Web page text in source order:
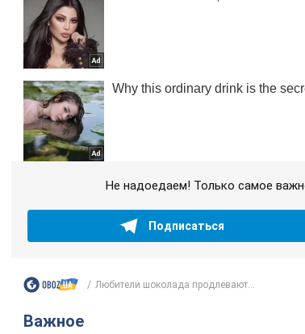
Не надоедаем! Только самое
Подписаться
Любители шоколада продлевают...
Важное